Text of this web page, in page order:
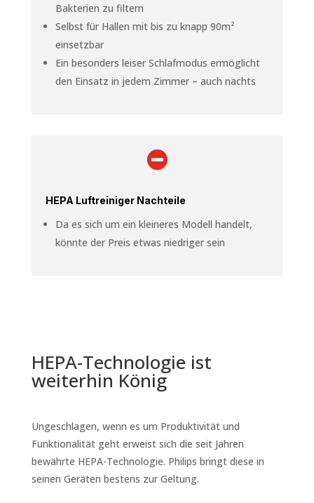
Bakterien zu filtern
Selbst für Hallen mit bis zu knapp 90m²
einsetzbar
Ein besonders leiser Schlafmodus ermöglicht
den Einsatz in jedem Zimmer – auch nachts

HEPA Luftreiniger Nachteile
Da es sich um ein kleineres Modell handelt,
könnte der Preis etwas niedriger sein
HEPA-Technologie ist
weiterhin König
Ungeschlagen, wenn es um Produktivität und
Funktionalität geht erweist sich die seit Jahren
bewährte HEPA-Technologie. Philips bringt diese in
seinen Geräten bestens zur Geltung.